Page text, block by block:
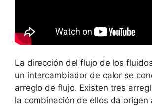
La dirección del flujo de los
un intercambiador de calor se
arreglo de flujo. Existen tres
la combinación de ellos da origen